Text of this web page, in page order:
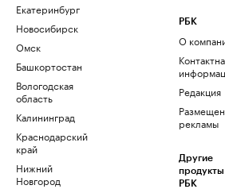
Екатеринбург
Новосибирск
Омск
Башкортостан
Вологодская
область
Калининград
Краснодарский
край
Нижний
Новгород
РБК
О
Редакция
рекламы
Другие
продукты
РБК